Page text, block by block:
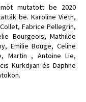
mutatott be 2020
be. Karoline Vieth,
Fabrice Pellegrin,
Bourgeois, Mathilde
Emilie Bouge, Celine
Martin , Antoine Lie,
Kurkdjian és Daphne